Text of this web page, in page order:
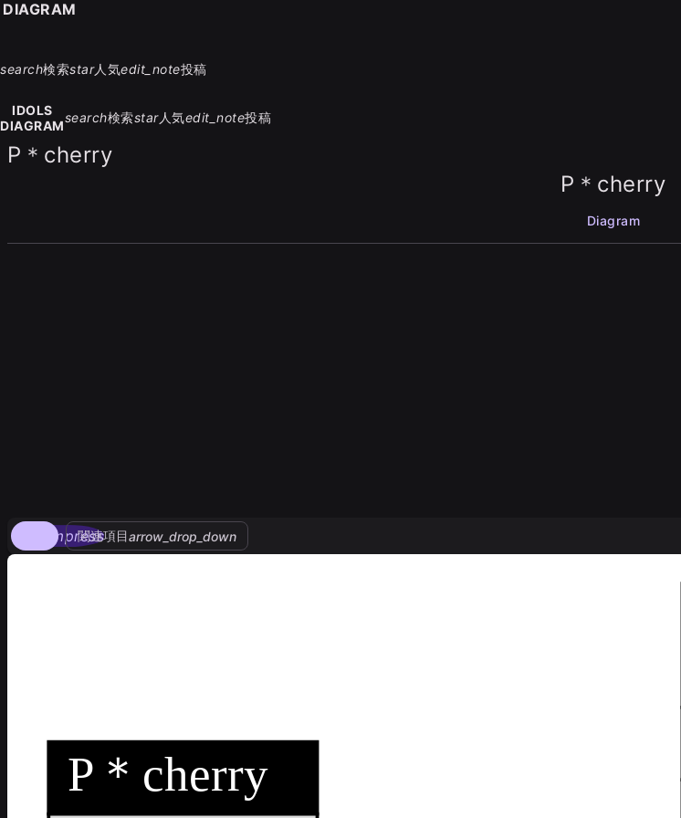
search検索star人気edit_note投稿
IDOLS
DIAGRAM
search検索star人気edit_note投稿
P＊cherry
P＊cherry
Diagram
compress
関連項目arrow_drop_down